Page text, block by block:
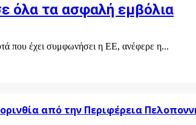
όλα τα ασφαλή εμβόλια
που έχει συμφωνήσει η ΕΕ, ανέφερε η...
από την Περιφέρεια